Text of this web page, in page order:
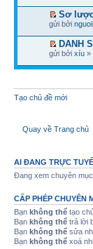
Sơ
gửi bởi
DANH
gửi bởi xíu »
Tạo chủ đề mới
Quay về Trang chủ
AI ĐANG TRỰC
Đang xem chuyên
CẤP PHÉP CHUYÊN
Bạn không thể tạo
Bạn không thể trả lời
Bạn không thể sửa
Bạn không thể xoá